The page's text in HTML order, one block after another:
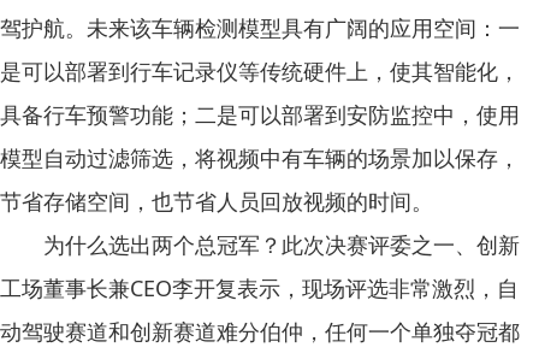
驾护航。未来该车辆检测模型具有广阔的应用空间：一
是可以部署到行车记录仪等传统硬件上，使其智能化，
具备行车预警功能；二是可以部署到安防监控中，使用
模型自动过滤筛选，将视频中有车辆的场景加以保存，
节省存储空间，也节省人员回放视频的时间。
为什么选出两个总冠军？此次决赛评委之一、创新
工场董事长兼CEO李开复表示，现场评选非常激烈，自
动驾驶赛道和创新赛道难分伯仲，任何一个单独夺冠都